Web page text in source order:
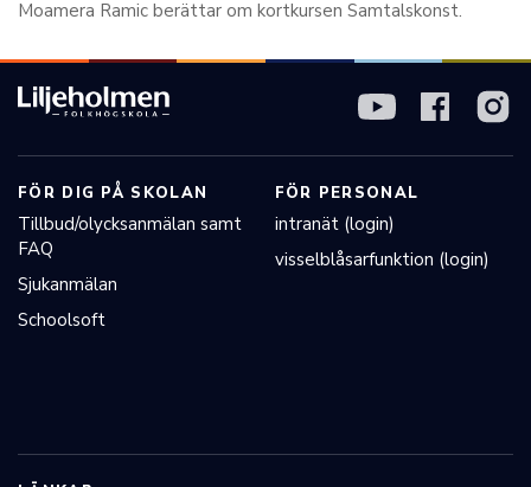
Moamera Ramic berättar om kortkursen Samtalskonst.
FÖR DIG PÅ SKOLAN
Tillbud/olycksanmälan samt
FAQ
Sjukanmälan
Schoolsoft
FÖR PERSONAL
intranät (login)
visselblåsarfunktion (login)